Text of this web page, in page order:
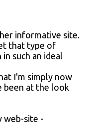
informative site.
that type of
such an ideal
I'm simply now
been at the look
web-site -